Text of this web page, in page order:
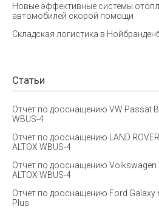
Новые эффективные системы
автомобилей скорой помощи
Складская логистика в
Статьи
Отчет по дооснащению VW Passat
WBUS-4
Отчет по дооснащению LAND
ALTOX WBUS-4
Отчет по дооснащению Volkswagen
ALTOX WBUS-4
Отчет по дооснащению Ford Galaxy
Plus